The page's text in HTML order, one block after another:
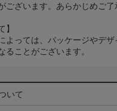
ございます。あらかじめご了
】
よっては、パッケージやデ
ることがございます。
いて